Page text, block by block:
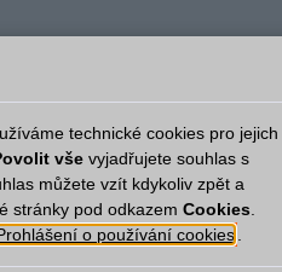
Sázavka
Cíl
Kolín
technické cookies pro jejich
vše vyjadřujete souhlas s
můžete vzít kdykoliv zpět a
stránky pod odkazem Cookies
o používání cookies